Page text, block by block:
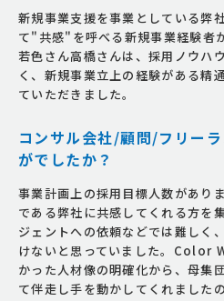
新規事業支援を事業としている弊
て"共感"を呼べる新規事業経験者
若色さん高橋さんは、採用ノウハ
く、新規事業立上の経験がある精
ていただきました。
コンサル会社/顧問/フリー
がでしたか？
事業計画上の採用目標人数があり
である弊社に共感してくれる方を
ジェントへの依頼などでは難しく
けないと思っていました。Color
かった人材像の明確化から、母集
て伴走し手を動かしてくれました